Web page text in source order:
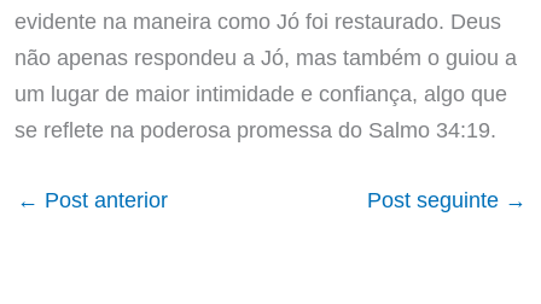
evidente na maneira como Jó foi restaurado. Deus
não apenas respondeu a Jó, mas também o guiou a
um lugar de maior intimidade e confiança, algo que
se reflete na poderosa promessa do Salmo 34:19.
← Post anterior Post seguinte →